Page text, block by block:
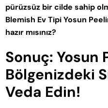
pürüzsüz bir cilde sahip
Blemish Ev Tipi Yosun
hazır mısınız?
Sonuç: Yosun
Bölgenizdeki
Veda Edin!